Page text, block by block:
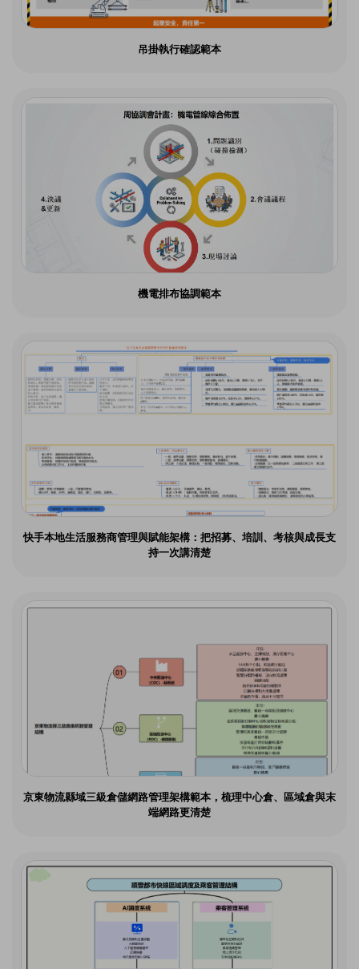
吊掛執行確認範本
機電排布協調範本
快手本地生活服務商管理與賦能架構：把招募、培訓、考核與成長支
持一次講清楚
京東物流縣域三級倉儲網路管理架構範本，梳理中心倉、區域倉與末
端網路更清楚